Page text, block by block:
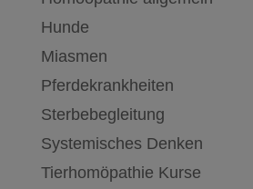
Hunde
Miasmen
Pferdekrankheiten
Sterbebegleitung
Systemisches Denken
Tierhomöpathie Kurse